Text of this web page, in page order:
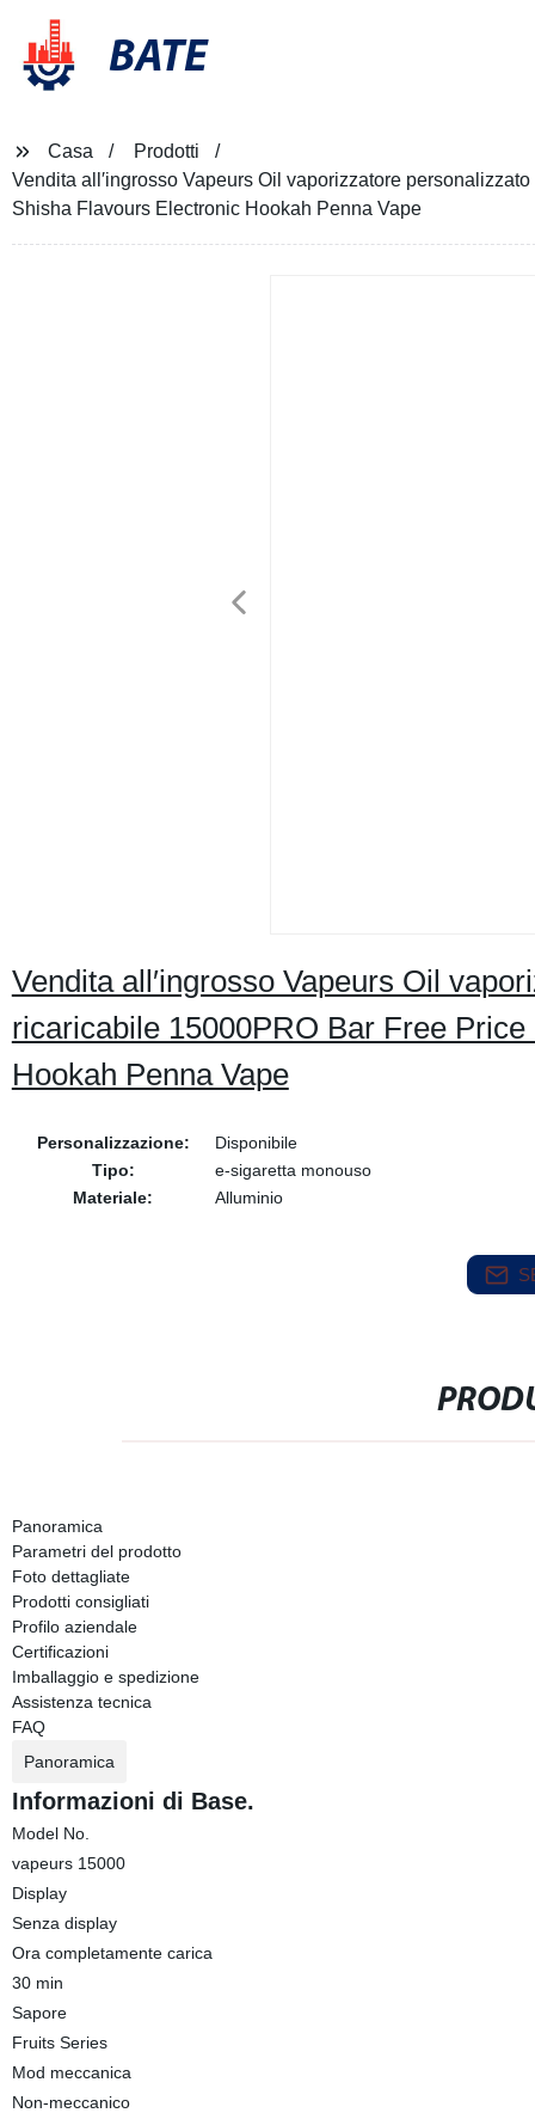
BATE
Casa
Prodotti
Vendita all′ingrosso Vapeurs Oil vaporizzatore
Shisha Flavours Electronic Hookah Penna Vape
Vendita all′ingrosso Vapeurs Oil
ricaricabile 15000PRO Bar Free
Hookah Penna Vape
Personalizzazione:
Disponibile
Tipo:
e-sigaretta monouso
Materiale:
Alluminio
Panoramica
Parametri del prodotto
Foto dettagliate
Prodotti consigliati
Profilo aziendale
Certificazioni
Imballaggio e spedizione
Assistenza tecnica
FAQ
Panoramica
Informazioni di Base.
Model No.
vapeurs 15000
Display
Senza display
Ora completamente carica
30 min
Sapore
Fruits Series
Mod meccanica
Non-meccanico